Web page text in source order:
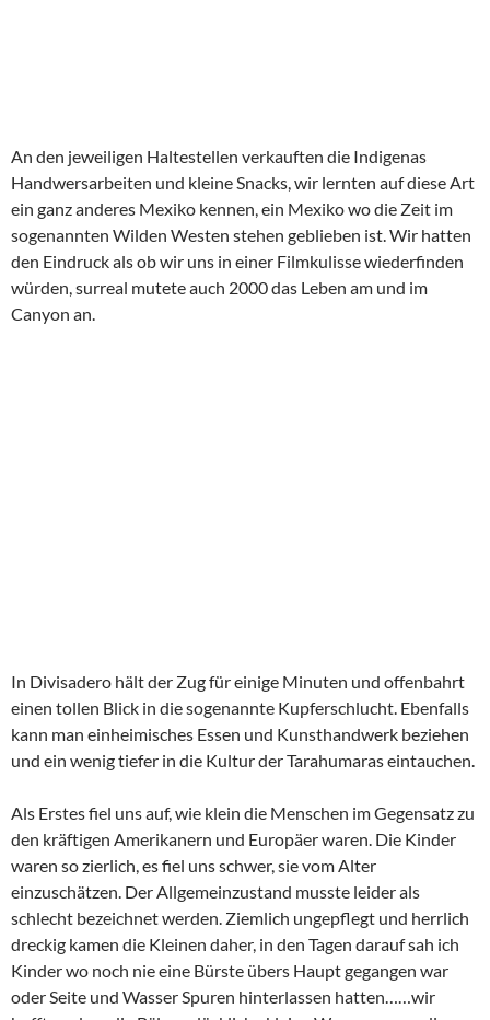
An den jeweiligen Haltestellen verkauften die Indigenas
Handwersarbeiten und kleine Snacks, wir lernten auf diese Art
ein ganz anderes Mexiko kennen, ein Mexiko wo die Zeit im
sogenannten Wilden Westen stehen geblieben ist. Wir hatten
den Eindruck als ob wir uns in einer Filmkulisse wiederfinden
würden, surreal mutete auch 2000 das Leben am und im
Canyon an.
In Divisadero hält der Zug für einige Minuten und offenbahrt
einen tollen Blick in die sogenannte Kupferschlucht. Ebenfalls
kann man einheimisches Essen und Kunsthandwerk beziehen
und ein wenig tiefer in die Kultur der Tarahumaras eintauchen.
Als Erstes fiel uns auf, wie klein die Menschen im Gegensatz zu
den kräftigen Amerikanern und Europäer waren. Die Kinder
waren so zierlich, es fiel uns schwer, sie vom Alter
einzuschätzen. Der Allgemeinzustand musste leider als
schlecht bezeichnet werden. Ziemlich ungepflegt und herrlich
dreckig kamen die Kleinen daher, in den Tagen darauf sah ich
Kinder wo noch nie eine Bürste übers Haupt gegangen war
oder Seite und Wasser Spuren hinterlassen hatten……wir